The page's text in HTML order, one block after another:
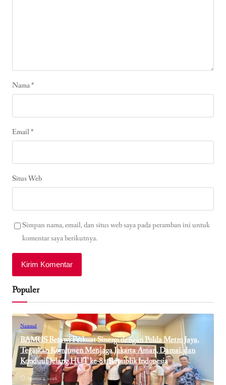
Nama*
Email*
Situs Web
Simpan nama, email, dan situs web saya pada peramban ini untuk
komentar saya berikutnya.
Populer
Nasional
BAMUS Betawi Perkuat Sinergi dengan Polda Metro Jaya,
Tegaskan Komitmen Menjaga Jakarta Aman, Damai, dan
Kondusif Jelang HUT ke-81 Republik Indonesia
Agustus 4, 2026